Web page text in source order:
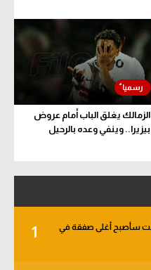
الزمالك يغلق الباب أمام عروض
بيزيرا.. وينفي وعده بالرحيل
1
سأصبح أغلى صفقة في